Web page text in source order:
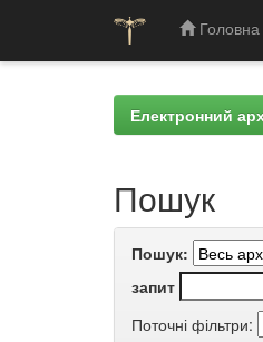
Головна
Електронний
Пошук
Пошук:
запит
Поточні фільтри: